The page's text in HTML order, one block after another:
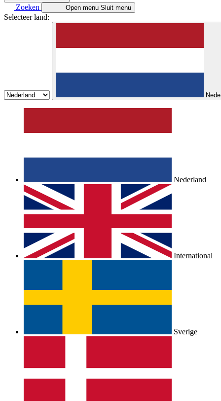
Zoeken Open menu Sluit menu
Selecteer land:
Nederland
International
Sverige